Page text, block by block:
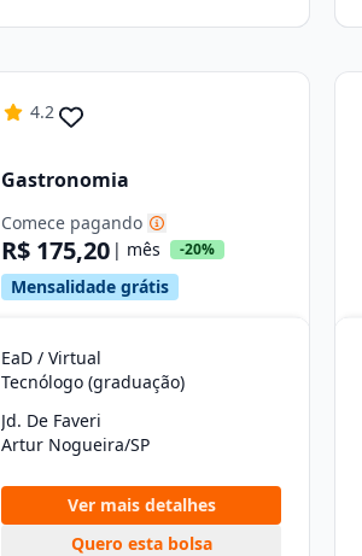
4.2
Gastronomia
Comece pagando
R$ 175,20 | mês -20%
Mensalidade grátis
EaD / Virtual
Tecnólogo (graduação)
Jd. De Faveri
Artur Nogueira/SP
Ver mais detalhes
Quero esta bolsa